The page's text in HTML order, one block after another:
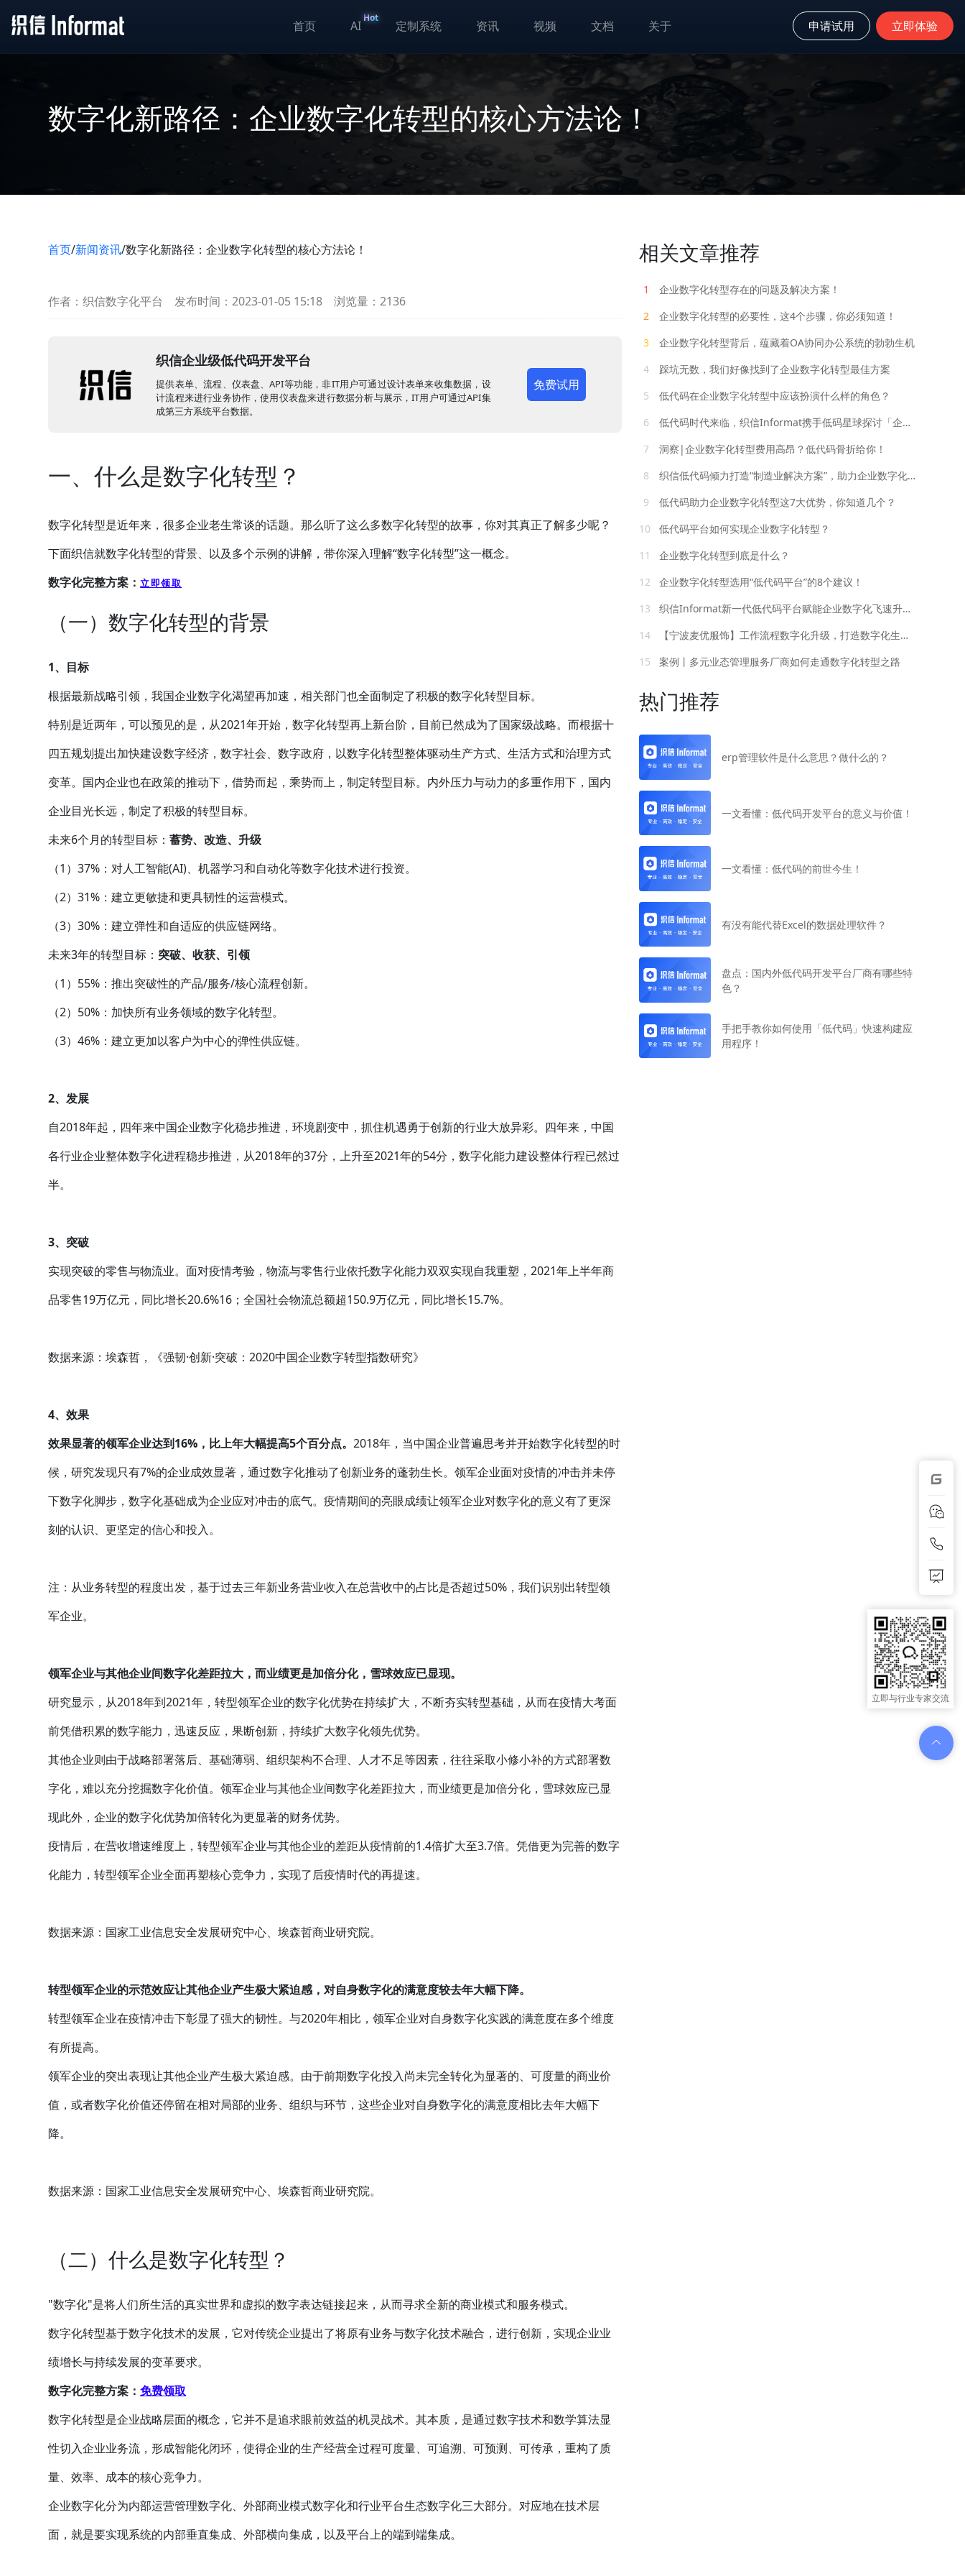
首页 AI
Hot
定制系统 资讯 视频 文档 关于 申请试用 立即体验
数字化新路径：企业数字化转型的核心方法论！
首页/新闻资讯/数字化新路径：企业数字化转型的核心方法论！
作者：织信数字化平台 发布时间：2023-01-05 15:18 浏览量：2136
织信企业级低代码开发平台
提供表单、流程、仪表盘、API等功能，非IT用户可通过设计表单来收集数据，设
计流程来进行业务协作，使用仪表盘来进行数据分析与展示，IT用户可通过API集
成第三方系统平台数据。
免费试用
一、什么是数字化转型？
数字化转型是近年来，很多企业老生常谈的话题。那么听了这么多数字化转型的故事，你对其真正了解多少呢？
下面织信就数字化转型的背景、以及多个示例的讲解，带你深入理解“数字化转型”这一概念。
数字化完整方案：立即领取
（一）数字化转型的背景
1、目标
根据最新战略引领，我国企业数字化渴望再加速，相关部门也全面制定了积极的数字化转型目标。
特别是近两年，可以预见的是，从2021年开始，数字化转型再上新台阶，目前已然成为了国家级战略。而根据十
四五规划提出加快建设数字经济，数字社会、数字政府，以数字化转型整体驱动生产方式、生活方式和治理方式
变革。国内企业也在政策的推动下，借势而起，乘势而上，制定转型目标。内外压力与动力的多重作用下，国内
企业目光长远，制定了积极的转型目标。
未来6个月的转型目标：蓄势、改造、升级
（1）37%：对人工智能(AI)、机器学习和自动化等数字化技术进行投资。
（2）31%：建立更敏捷和更具韧性的运营模式。
（3）30%：建立弹性和自适应的供应链网络。
未来3年的转型目标： 突破、收获、引领
（1）55%：推出突破性的产品/服务/核心流程创新。
（2）50%：加快所有业务领域的数字化转型。
（3）46%：建立更加以客户为中心的弹性供应链。
2、发展
自2018年起，四年来中国企业数字化稳步推进，环境剧变中，抓住机遇勇于创新的行业大放异彩。四年来，中国
各行业企业整体数字化进程稳步推进，从2018年的37分，上升至2021年的54分，数字化能力建设整体行程已然过
半。
3、突破
实现突破的零售与物流业。面对疫情考验，物流与零售行业依托数字化能力双双实现自我重塑，2021年上半年商
品零售19万亿元，同比增长20.6%16；全国社会物流总额超150.9万亿元，同比增长15.7%。
数据来源：埃森哲，《强韧·创新·突破：2020中国企业数字转型指数研究》
4、效果
效果显著的领军企业达到16%，比上年大幅提高5个百分点。2018年，当中国企业普遍思考并开始数字化转型的时
候，研究发现只有7%的企业成效显著，通过数字化推动了创新业务的蓬勃生长。领军企业面对疫情的冲击并未停
下数字化脚步，数字化基础成为企业应对冲击的底气。疫情期间的亮眼成绩让领军企业对数字化的意义有了更深
刻的认识、更坚定的信心和投入。
注：从业务转型的程度出发，基于过去三年新业务营业收入在总营收中的占比是否超过50%，我们识别出转型领
军企业。
领军企业与其他企业间数字化差距拉大，而业绩更是加倍分化，雪球效应已显现。
研究显示，从2018年到2021年，转型领军企业的数字化优势在持续扩大，不断夯实转型基础，从而在疫情大考面
前凭借积累的数字能力，迅速反应，果断创新，持续扩大数字化领先优势。
其他企业则由于战略部署落后、基础薄弱、组织架构不合理、人才不足等因素，往往采取小修小补的方式部署数
字化，难以充分挖掘数字化价值。领军企业与其他企业间数字化差距拉大，而业绩更是加倍分化，雪球效应已显
现此外，企业的数字化优势加倍转化为更显著的财务优势。
疫情后，在营收增速维度上，转型领军企业与其他企业的差距从疫情前的1.4倍扩大至3.7倍。凭借更为完善的数字
化能力，转型领军企业全面再塑核心竞争力，实现了后疫情时代的再提速。
数据来源：国家工业信息安全发展研究中心、埃森哲商业研究院。
转型领军企业的示范效应让其他企业产生极大紧迫感，对自身数字化的满意度较去年大幅下降。
转型领军企业在疫情冲击下彰显了强大的韧性。与2020年相比，领军企业对自身数字化实践的满意度在多个维度
有所提高。
领军企业的突出表现让其他企业产生极大紧迫感。由于前期数字化投入尚未完全转化为显著的、可度量的商业价
值，或者数字化价值还停留在相对局部的业务、组织与环节，这些企业对自身数字化的满意度相比去年大幅下
降。
数据来源：国家工业信息安全发展研究中心、埃森哲商业研究院。
（二）什么是数字化转型？
"数字化"是将人们所生活的真实世界和虚拟的数字表达链接起来，从而寻求全新的商业模式和服务模式。
数字化转型基于数字化技术的发展，它对传统企业提出了将原有业务与数字化技术融合，进行创新，实现企业业
绩增长与持续发展的变革要求。
数字化完整方案：免费领取
数字化转型是企业战略层面的概念，它并不是追求眼前效益的机灵战术。其本质，是通过数字技术和数学算法显
性切入企业业务流，形成智能化闭环，使得企业的生产经营全过程可度量、可追溯、可预测、可传承，重构了质
量、效率、成本的核心竞争力。
企业数字化分为内部运营管理数字化、外部商业模式数字化和行业平台生态数字化三大部分。对应地在技术层
面，就是要实现系统的内部垂直集成、外部横向集成，以及平台上的端到端集成。
相关文章推荐
1
企业数字化转型存在的问题及解决方案！
2
企业数字化转型的必要性，这4个步骤，你必须知道！
3
企业数字化转型背后，蕴藏着OA协同办公系统的勃勃生机
4
踩坑无数，我们好像找到了企业数字化转型最佳方案
5
低代码在企业数字化转型中应该扮演什么样的角色？
6
低代码时代来临，织信Informat携手低码星球探讨「企业数字化转型之路」
7
洞察|企业数字化转型费用高昂？低代码骨折给你！
8
织信低代码倾力打造“制造业解决方案”，助力企业数字化全面转型！
9
低代码助力企业数字化转型这7大优势，你知道几个？
10
低代码平台如何实现企业数字化转型？
11
企业数字化转型到底是什么？
12
企业数字化转型选用“低代码平台”的8个建议！
13
织信Informat新一代低代码平台赋能企业数字化飞速升级，提效300%！
14
【宁波麦优服饰】工作流程数字化升级，打造数字化生产车间
15
案例丨多元业态管理服务厂商如何走通数字化转型之路
热门推荐
erp管理软件是什么意思？做什么的？
一文看懂：低代码开发平台的意义与价值！
一文看懂：低代码的前世今生！
有没有能代替Excel的数据处理软件？
盘点：国内外低代码开发平台厂商有哪些特
色？
手把手教你如何使用「低代码」快速构建应
用程序！
立即与行业专家交流